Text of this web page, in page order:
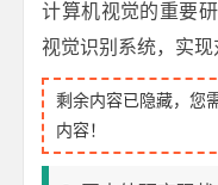
计算机视觉的重要
视觉识别系统，实现
剩余内容已隐藏，您
内容！